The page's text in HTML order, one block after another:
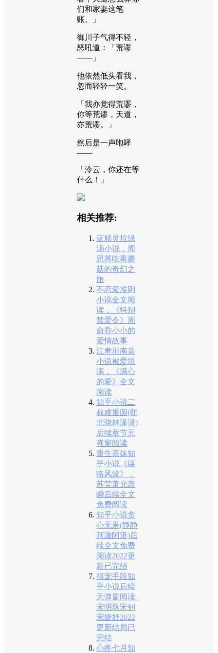
们和家妻这笔
账。」
御川子气得不轻，
怒吼道：「荒谬
——」
他依然低头看我，
忽而轻轻一笑。
「我亦觉得荒谬，
你等荒谬，天道，
亦荒谬。」
然后是一声咆哮
——
「泠云，你还在等
什么！」
相关推荐:
蓝精灵拉绿
汤小说，周
思苒吃毒蘑
菇的奇幻之
旅
不恋爱准则
小说全文阅
读，《特别
禁爱令》周
俞乔小小的
爱情故事
江聿珩南音
小说被爱填
满，《满心
的爱》全文
阅读
知乎小说二
叔难重圆(靳
北骁林潇潇)
后续章节无
弹窗阅读
重生茶妹知
乎小说《谋
略风波》，
苏莹萧允萧
瞬后续全文
免费阅读
知乎小说贪
心无果(静静
阿澈阿湛)后
续全文免费
阅读2022更
新已完结
得宠手段知
乎小说后续
无弹窗阅读_
宋明珠宋钊
宋婕妤2022
更新结局已
完结
心疼七月知